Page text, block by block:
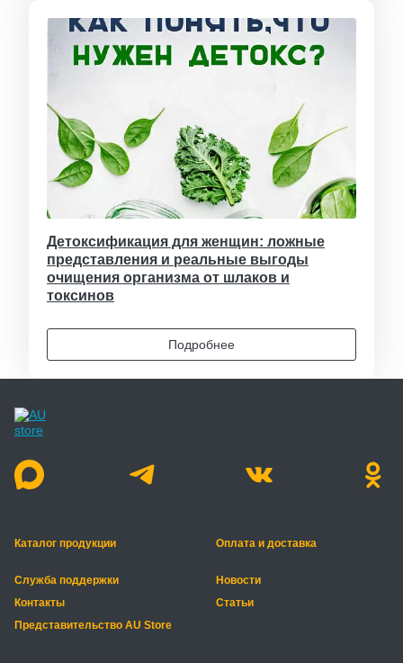
Детоксификация для женщин: ложные
представления и реальные выгоды
очищения организма от шлаков и
токсинов
Подробнее
Каталог продукции Оплата и доставка
Служба поддержки
Новости
Контакты
Статьи
Представительство AU Store